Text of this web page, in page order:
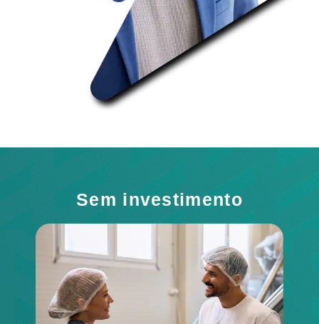
Sem investimento